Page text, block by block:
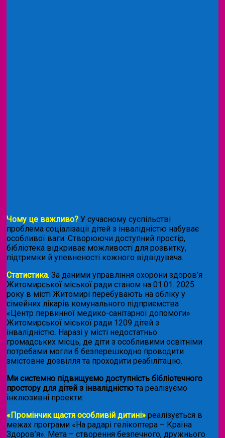
Чому це важливо? У сучасному суспільстві
проблема соціалізації дітей з інвалідністю набуває
особливої ваги. Створюючи доступний простір,
бібліотека відкриває можливості для розвитку,
підтримки й упевненості кожного відвідувача.
Статистика. За даними управління охорони здоров’я
Житомирської міської ради станом на 01.01. 2025
року в місті Житомирі перебувають на обліку у
сімейних лікарів комунального підприємства
«Центр первинної медико-санітарної допомоги»
Житомирської міської ради 1209 дітей з
інвалідністю. Наразі у місті недостатньо
громадських місць, де діти з особливими освітніми
потребами могли б безперешкодно проводити
змістовне дозвілля та проходити реабілітацію.
Ми системно підвищуємо доступність бібліотечного
простору для дітей з інвалідністю та реалізуємо
інклюзивні проекти:
«Промінчик щастя особливій дитині» реалізується в
межах програми «На радарі гелікоптера – Країна
Здоров’я». Мета – створення безпечного, дружнього